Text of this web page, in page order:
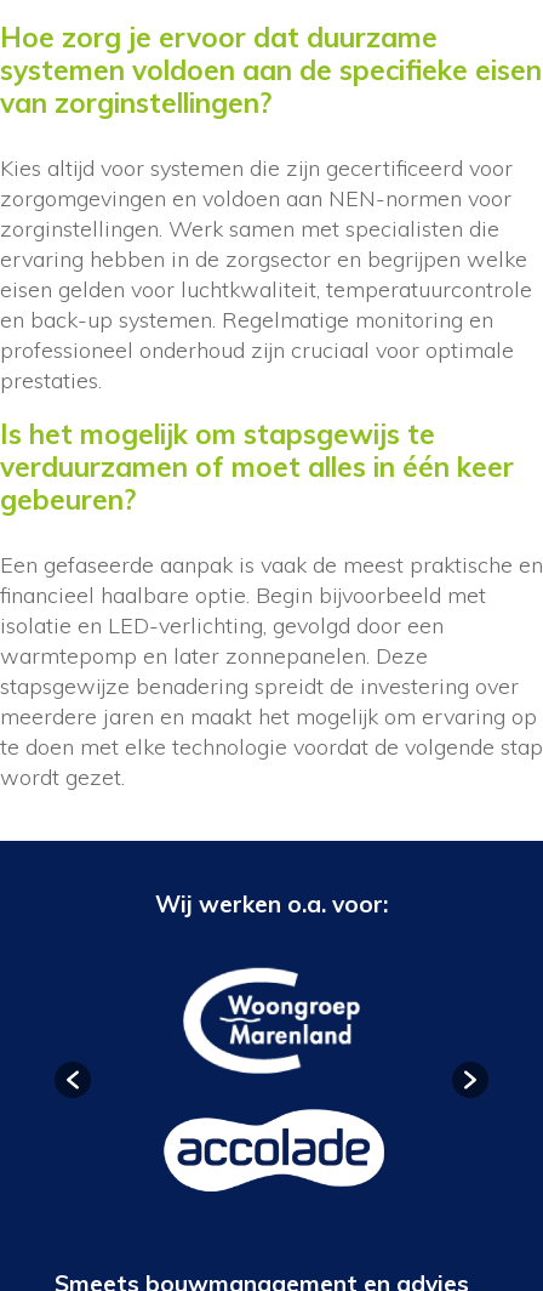
Hoe zorg je ervoor dat duurzame
systemen voldoen aan de specifieke eisen
van zorginstellingen?
Kies altijd voor systemen die zijn gecertificeerd voor
zorgomgevingen en voldoen aan NEN-normen voor
zorginstellingen. Werk samen met specialisten die
ervaring hebben in de zorgsector en begrijpen welke
eisen gelden voor luchtkwaliteit, temperatuurcontrole
en back-up systemen. Regelmatige monitoring en
professioneel onderhoud zijn cruciaal voor optimale
prestaties.
Is het mogelijk om stapsgewijs te
verduurzamen of moet alles in één keer
gebeuren?
Een gefaseerde aanpak is vaak de meest praktische en
financieel haalbare optie. Begin bijvoorbeeld met
isolatie en LED-verlichting, gevolgd door een
warmtepomp en later zonnepanelen. Deze
stapsgewijze benadering spreidt de investering over
meerdere jaren en maakt het mogelijk om ervaring op
te doen met elke technologie voordat de volgende stap
wordt gezet.
Wij werken o.a. voor:
Smeets bouwmanagement en advies